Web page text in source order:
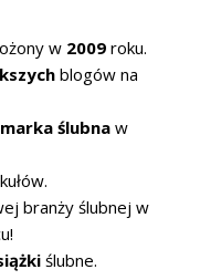
w 2009 roku.
blogów na
ślubnaw
branży ślubnej w
ślubne.